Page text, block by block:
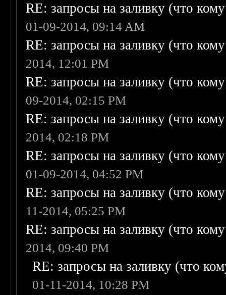
RE: запросы на заливку (что
01-09-2014, 09:14 AM
RE: запросы на заливку (что
2014, 12:01 PM
RE: запросы на заливку (что
09-2014, 02:15 PM
RE: запросы на заливку (что
2014, 02:18 PM
RE: запросы на заливку (что
01-09-2014, 04:52 PM
RE: запросы на заливку (что
11-2014, 05:25 PM
RE: запросы на заливку (что
2014, 09:40 PM
RE: запросы на заливку (что
01-11-2014, 10:28 PM